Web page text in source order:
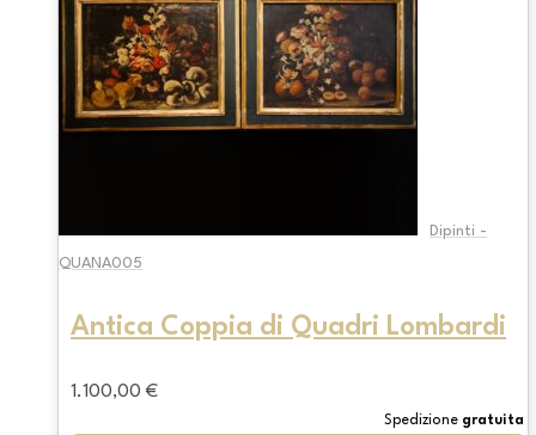
Dipinti -
QUANA005
Antica Coppia di Quadri Lombardi
1.100,00 €
Spedizione gratuita